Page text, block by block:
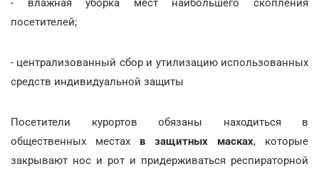
- влажная уборка мест наибольшего скопления
посетителей;
- централизованный сбор и утилизацию использованных
средств индивидуальной защиты
Посетители курортов обязаны находиться в
общественных местах в защитных масках, которые
закрывают нос и рот и придерживаться респираторной